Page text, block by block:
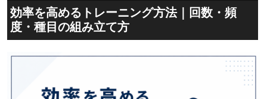
効率を高めるトレーニング方法｜回数・頻
度・種目の組み立て方